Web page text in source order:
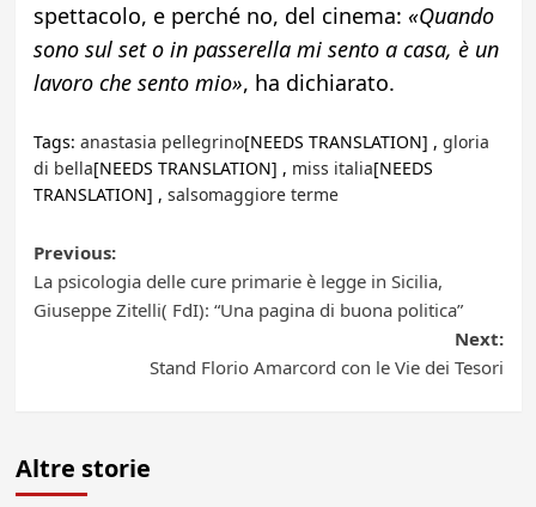
spettacolo, e perché no, del cinema: «Quando
sono sul set o in passerella mi sento a casa, è un
lavoro che sento mio», ha dichiarato.
Tags: anastasia pellegrino[NEEDS TRANSLATION] , gloria
di bella[NEEDS TRANSLATION] , miss italia[NEEDS
TRANSLATION] , salsomaggiore terme
Post
navigation
Previous:
La psicologia delle cure primarie è legge in Sicilia,
Giuseppe Zitelli( FdI): “Una pagina di buona politica”
Next:
Stand Florio Amarcord con le Vie dei Tesori
Altre storie